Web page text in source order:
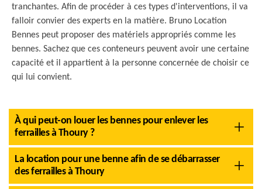
tranchantes. Afin de procéder à ces types d'interventions, il va
falloir convier des experts en la matière. Bruno Location
Bennes peut proposer des matériels appropriés comme les
bennes. Sachez que ces conteneurs peuvent avoir une certaine
capacité et il appartient à la personne concernée de choisir ce
qui lui convient.
À qui peut-on louer les bennes pour enlever les
ferrailles à Thoury ?
La location pour une benne afin de se débarrasser
des ferrailles à Thoury